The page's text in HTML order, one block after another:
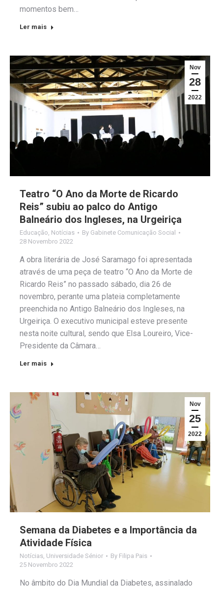
momentos bem…
Ler mais
Nov
28
2022
Teatro “O Ano da Morte de Ricardo
Reis” subiu ao palco do Antigo
Balneário dos Ingleses, na Urgeiriça
Educação Notícias By Gabinete Comunicação Social
28 Novembro 2022
A obra literária de José Saramago foi apresentada
através de uma peça de teatro “O Ano da Morte de
Ricardo Reis” no passado sábado, dia 26 de
novembro, perante uma plateia completamente
preenchida no Antigo Balneário dos Ingleses, na
Urgeiriça. O executivo municipal esteve presente
nesta noite cultural, sendo que Elsa Loureiro, Vice-
Presidente da Câmara…
Ler mais
Nov
25
2022
Semana da Diabetes e a Importância da
Atividade Física
Notícias, Universidade Sénior By Filipa Pais
25 Novembro 2022
No âmbito do Dia Mundial da Diabetes, assinalado